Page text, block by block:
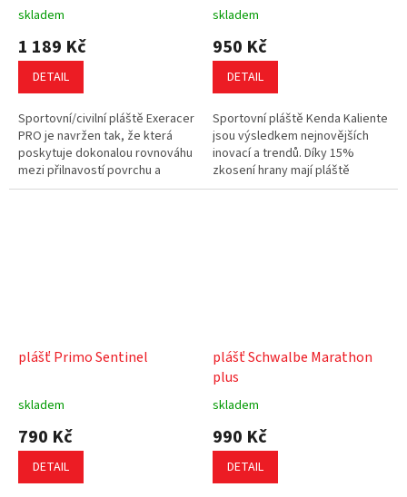
skladem
1 189 Kč
DETAIL
Sportovní/civilní pláště Exeracer
PRO je navržen tak, že která
poskytuje dokonalou rovnováhu
mezi přilnavostí povrchu a
nízkým valivým odporem. Tato
skladem
950 Kč
DETAIL
Sportovní pláště Kenda Kaliente
jsou výsledkem nejnovějších
inovací a trendů. Díky 15%
zkosení hrany mají pláště
neustálý 90% kontakt s hrací
plášť Primo Sentinel
skladem
790 Kč
DETAIL
plášť Schwalbe Marathon
plus
skladem
990 Kč
DETAIL